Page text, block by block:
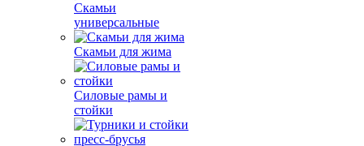
Скамьи
универсальные
Скамьи для жима
Силовые рамы и
стойки